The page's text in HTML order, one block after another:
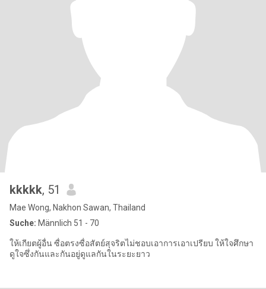
kkkkk, 51
Mae Wong, Nakhon Sawan, Thailand
Suche: Männlich 51 - 70
ให้เกียตผู้อื่น ซื่อตรงซื่อสัตย์สุจริตไม่ชอบเอาการเอาเปรียบ ให้ใจศึกษา
ดูใจซึ่งกันและกันอยู่ดูแลกันในระยะยาว